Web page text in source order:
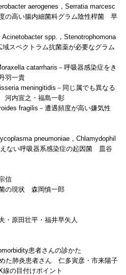
aerogenes，Serratia marcesc
の高い腸内細菌科グラム陰性桿菌 早
spp.，Stenotrophomona
スペクトラム抗菌薬が必要なグラム
catarrharis－呼吸器感染症をき
羽一貴
meningitidis－同じ属でも異なる
河内宣之・福島一彰
fragilis－遭遇頻度が高い嫌気性
pneumoniae，Chlamydophil
ない呼吸器系感染症の起因菌 皿谷
信
の現状 森岡慎一郎
原田壮平・福井早矢人
患者さんの診かた
た肺炎患者さん 仁多寅彦・市来陽子
線の目付けポイント